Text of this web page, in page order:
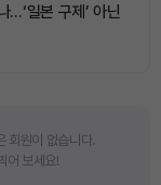
…‘일본 구제’ 아닌
회원이 없습니다.
어 보세요!